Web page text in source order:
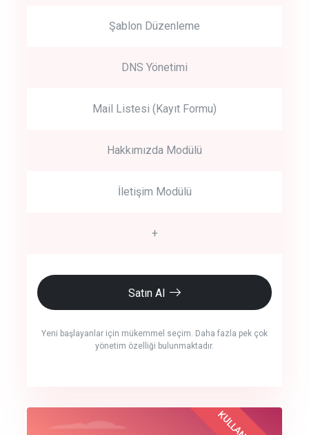
Şablon Düzenleme
DNS Yönetimi
Mail Listesi (Kayıt Formu)
Hakkımızda Modülü
İletişim Modülü
+
Satın Al
Yeni başlayanlar için mükemmel seçim. Daha fazla pek çok
yönetim özelliği bulunmaktadır.
crm auto cync